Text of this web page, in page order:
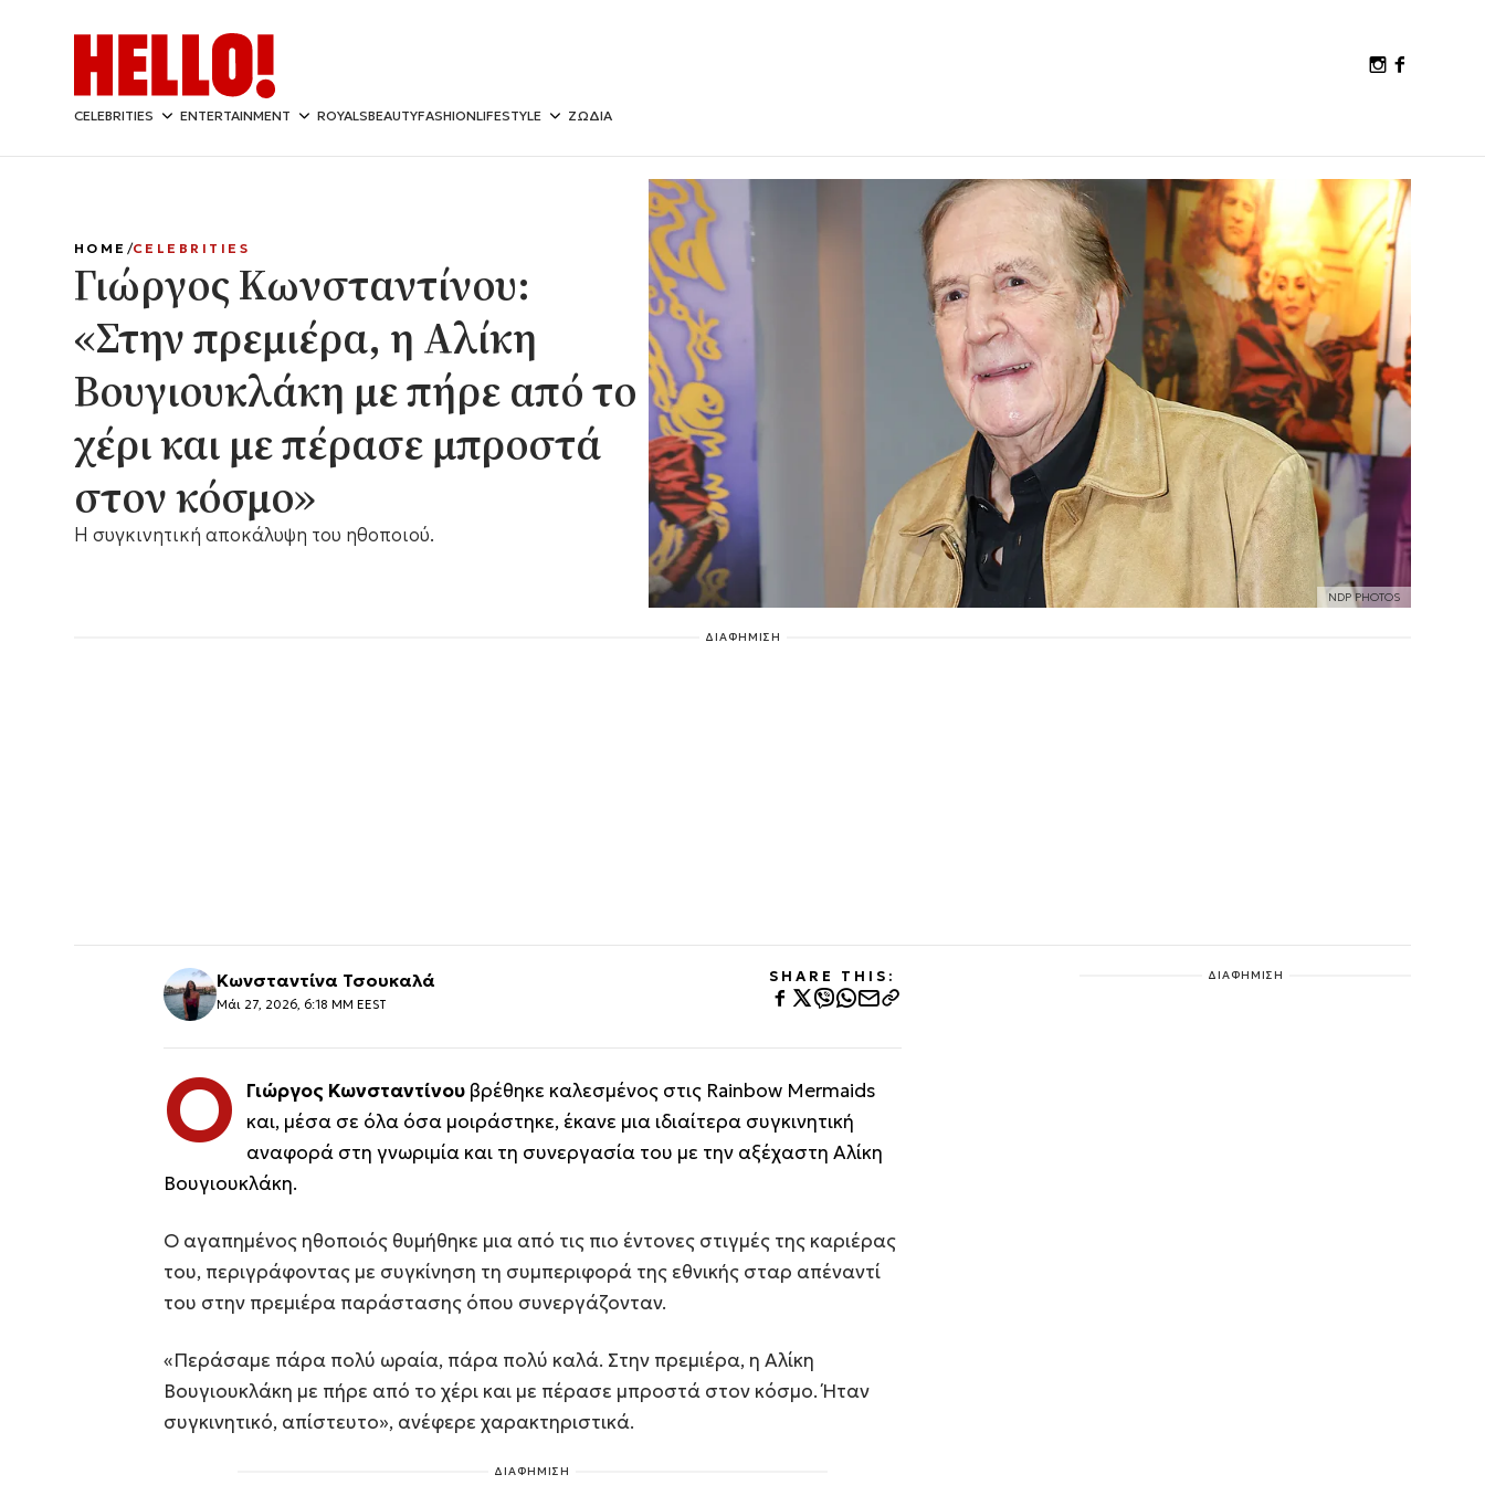
CELEBRITIES ENTERTAINMENT ROYALSBEAUTYFASHIONLIFESTYLE ΖΩΔΙΑ
NDP PHOTOS
HOME CELEBRITIES
Γιώργος Κωνσταντίνου:
«Στην πρεμιέρα, η Αλίκη
Βουγιουκλάκη με πήρε από το
χέρι και με πέρασε μπροστά
στον κόσμο»
Η συγκινητική αποκάλυψη του ηθοποιού.
ΔΙΑΦΗΜΙΣΗ
Κωνσταντίνα Τσουκαλά
Μάι 27, 2026, 6:18 ΜΜ EEST
SHARE THIS:
Ο Γιώργος Κωνσταντίνουβρέθηκε καλεσμένος στις Rainbow Mermaids
και, μέσα σε όλα όσα μοιράστηκε, έκανε μια ιδιαίτερα συγκινητική
αναφορά στη γνωριμία και τη συνεργασία του με την αξέχαστη Αλίκη
Βουγιουκλάκη.
Ο αγαπημένος ηθοποιός θυμήθηκε μια από τις πιο έντονες στιγμές της καριέρας
του, περιγράφοντας με συγκίνηση τη συμπεριφορά της εθνικής σταρ απέναντί
του στην πρεμιέρα παράστασης όπου συνεργάζονταν.
«Περάσαμε πάρα πολύ ωραία, πάρα πολύ καλά. Στην πρεμιέρα, η Αλίκη
Βουγιουκλάκη με πήρε από το χέρι και με πέρασε μπροστά στον κόσμο. Ήταν
συγκινητικό, απίστευτο», ανέφερε χαρακτηριστικά.
ΔΙΑΦΗΜΙΣΗ
ΔΙΑΦΗΜΙΣΗ